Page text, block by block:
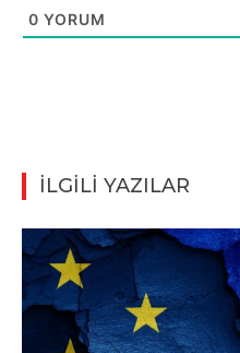
0 YORUM
İLGİLİ YAZILAR